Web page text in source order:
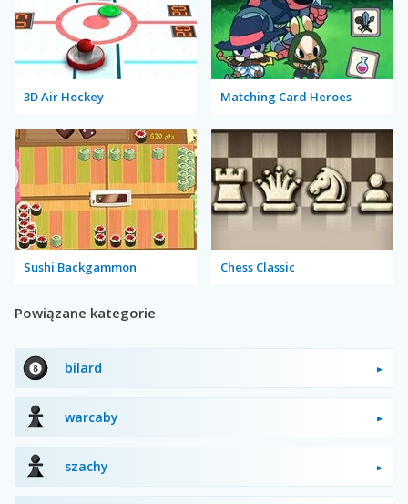
3D Air Hockey Matching Card Heroes
Sushi Backgammon Chess Classic
Powiązane kategorie
bilard
warcaby
szachy